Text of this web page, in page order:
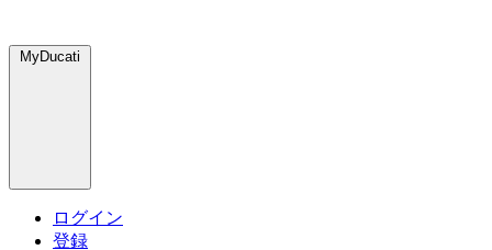
MyDucati
ログイン
登録